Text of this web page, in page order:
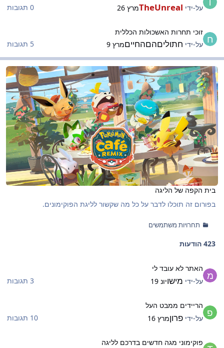
על-ידי TheUnrealמרץ 26
0 תגובות
זוכי תחרות האשכולות הכללית
על-ידי חתוליםהםהחייםמרץ 9 5 תגובות
בית הקפה של הליגה
בית הקפה של הליגה
בית הקפה של הליגה
בפורום זה תוכלו לדבר על כל מה שקשור לליגת הפוקימונים.
תחרויות משתמשים
423 הודעות
האתר לא עובד לי
על-ידי מישויונ 19
3 תגובות
הריידים ממבט העל
על-ידי פרוןמרץ 16
10 תגובות
פוקימוני מגה חדשים בדרכם לליגה